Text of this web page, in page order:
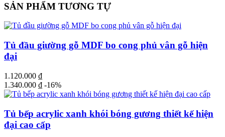
SẢN PHẨM TƯƠNG TỰ
Tủ đầu giường gỗ MDF bo cong phủ vân gỗ hiện
đại
1.120.000 ₫
1.340.000 ₫ -16%
Tủ bếp acrylic xanh khói bóng gương thiết kế hiện
đại cao cấp